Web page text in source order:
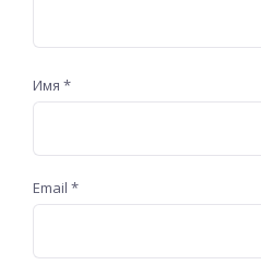
Имя *
Email *